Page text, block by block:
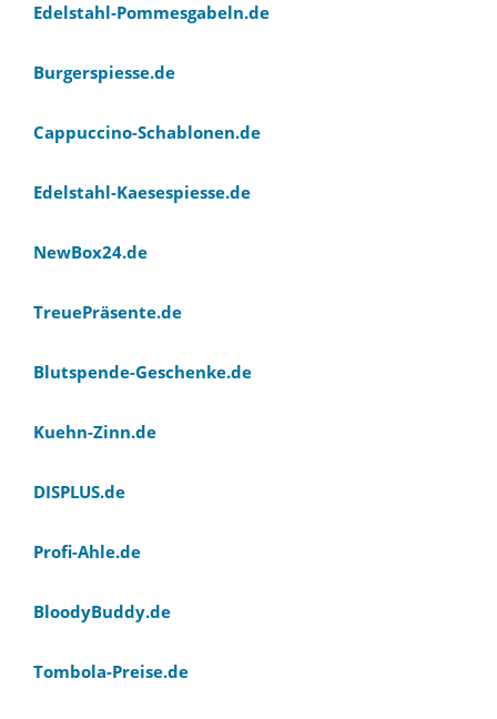
Edelstahl-Pommesgabeln.de
Burgerspiesse.de
Cappuccino-Schablonen.de
Edelstahl-Kaesespiesse.de
NewBox24.de
TreuePräsente.de
Blutspende-Geschenke.de
Kuehn-Zinn.de
DISPLUS.de
Profi-Ahle.de
BloodyBuddy.de
Tombola-Preise.de